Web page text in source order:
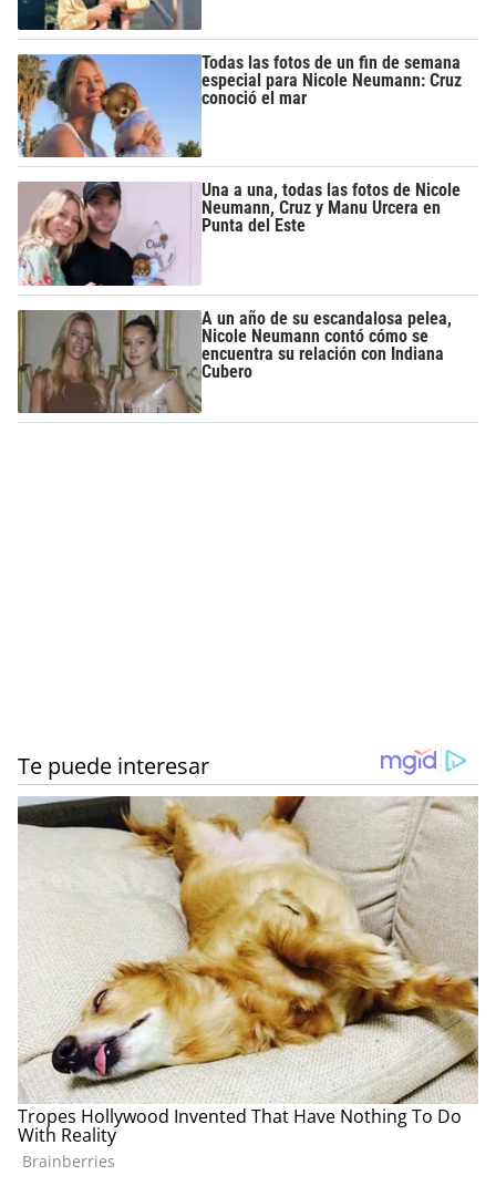
Todas las fotos de un fin de semana
especial para Nicole Neumann: Cruz
conoció el mar
Una a una, todas las fotos de Nicole
Neumann, Cruz y Manu Urcera en
Punta del Este
A un año de su escandalosa pelea,
Nicole Neumann contó cómo se
encuentra su relación con Indiana
Cubero